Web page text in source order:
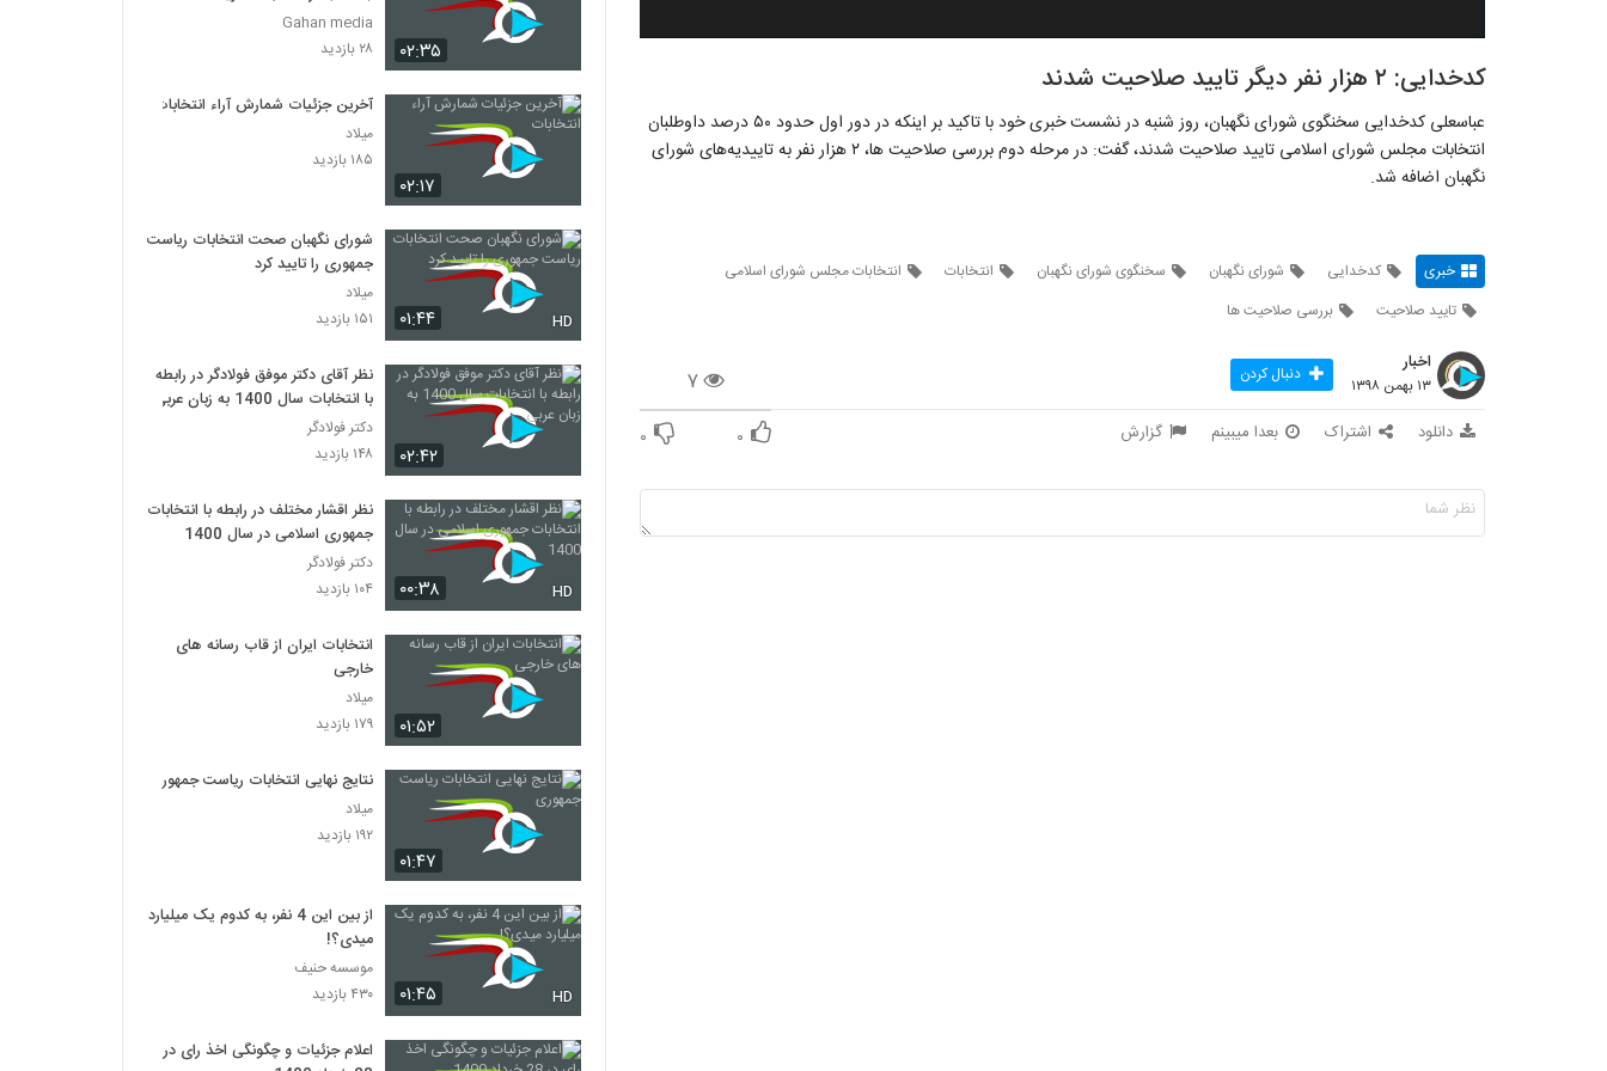
کدخدایی: ۲ هزار نفر دیگر تایید صلاحیت شدند
عباسعلی کدخدایی سخنگوی شورای نگهبان، روز شنبه در نشست خبری خود با تاکید بر اینکه در دور اول حدود ۵۰ درصد داوطلبان
انتخابات مجلس شورای اسلامی تایید صلاحیت شدند، گفت: در مرحله دوم بررسی صلاحیت ها، ۲ هزار نفر به تاییدیه‌های شورای
نگهبان اضافه شد.
خبری کدخدایی شورای نگهبان سخنگوی شورای نگهبان انتخابات
انتخابات مجلس شورای اسلامی
تایید صلاحیت
بررسی صلاحیت ها
۷
اخبار
۱۳ بهمن ۱۳۹۸ دنبال کردن
دانلود اشتراک بعدا میبینم گزارش ۰ ۰
۰۲:۳۵
Gahan media
۲۸ بازدید
۰۲:۱۷
آخرین جزئیات شمارش آراء انتخابات
میلاد
۱۸۵ بازدید
۰۱:۴۴ HD
شورای نگهبان صحت انتخابات ریاست
جمهوری را تایید کرد
میلاد
۱۵۱ بازدید
۰۲:۴۲
نظر آقای دکتر موفق فولادگر در رابطه
با انتخابات سال 1400 به زبان عربی
دکتر فولادگر
۱۴۸ بازدید
۰۰:۳۸ HD
نظر اقشار مختلف در رابطه با انتخابات
جمهوری اسلامی در سال 1400
دکتر فولادگر
۱۰۴ بازدید
۰۱:۵۲
انتخابات ایران از قاب رسانه‌ های
خارجی
میلاد
۱۷۹ بازدید
۰۱:۴۷
نتایج نهایی انتخابات ریاست جمهوری
میلاد
۱۹۲ بازدید
۰۱:۴۵ HD
از بین این 4 نفر، به کدوم یک میلیارد
میدی؟!
موسسه حنیف
۴۳۰ بازدید
اعلام جزئیات و چگونگی اخذ رای در